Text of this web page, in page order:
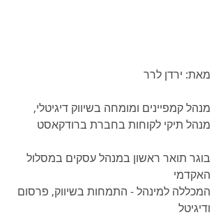
מאת: ירדן לרר
מנהל קמפיינים ומומחה בשיווק דיגיטלי,
מנהל תיקי לקוחות בחברת ברודקאסט
בוגר תואר ראשון במנהל עסקים במסלול
האקדמי
המכללה למינהל - התמחות בשיווק, פרסום
ודיגיטל